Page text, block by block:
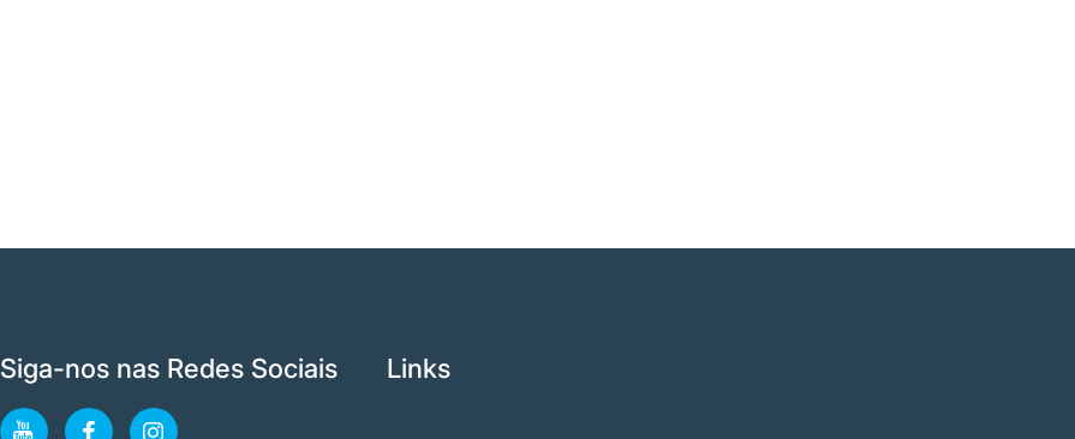
Siga-nos nas Redes Sociais Links